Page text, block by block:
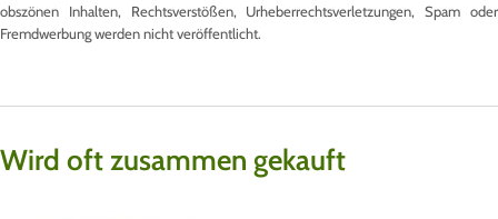
obszönen Inhalten, Rechtsverstößen, Urheberrechtsverletzungen, Spam oder
Fremdwerbung werden nicht veröffentlicht.
Wird oft zusammen gekauft